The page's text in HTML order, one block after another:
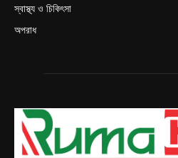
স্বাস্থ্য ও চিকিৎসা
অপরাধ